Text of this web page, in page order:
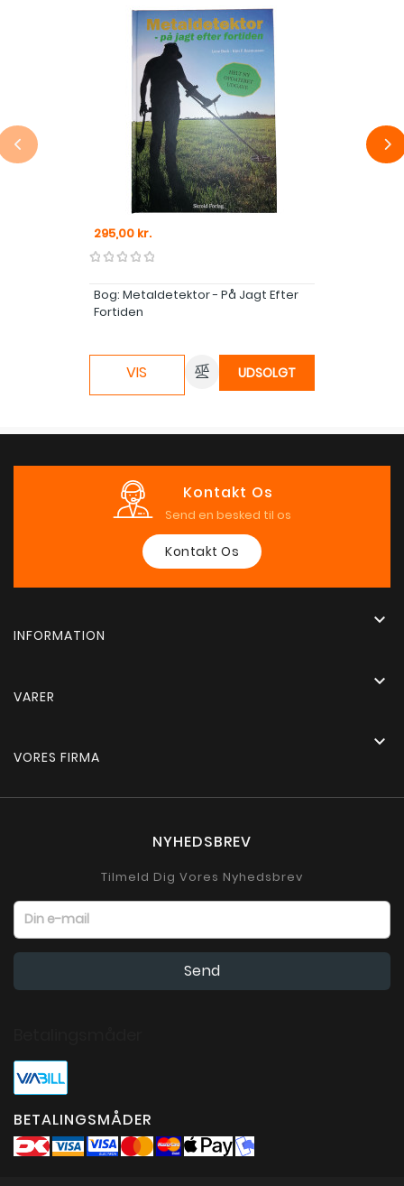
Pris
295,00 kr.
Bog: Metaldetektor - På Jagt Efter
Fortiden
VIS UDSOLGT
Kontakt Os
Send en besked til os
Kontakt Os
INFORMATION

VARER

VORES FIRMA

NYHEDSBREV
Tilmeld Dig Vores Nyhedsbrev
BETALINGSMÅDER